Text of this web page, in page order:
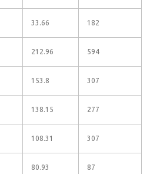
33.66 182
212.96 594
153.8 307
138.15 277
108.31 307
80.93 87